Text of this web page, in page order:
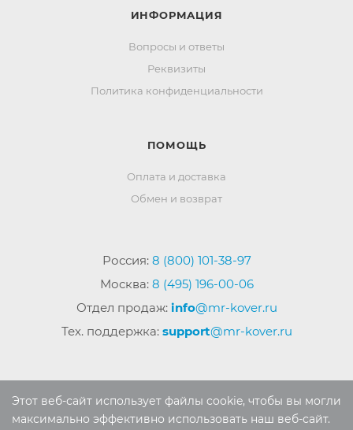
ИНФОРМАЦИЯ
Вопросы и ответы
Реквизиты
Политика конфиденциальности
ПОМОЩЬ
Оплата и доставка
Обмен и возврат
Россия: 8 (800) 101-38-97
Москва: 8 (495) 196-00-06
Отдел продаж: info@mr-kover.ru
Тех. поддержка: support@mr-kover.ru
2022-2026 © Интернет магазинMR-KOVER.RU
Авторские права защищены. Воспроизведение
Этот веб-сайт использует файлы cookie, чтобы вы могли
максимально эффективно использовать наш веб-сайт.